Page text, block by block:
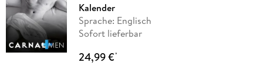
Kalender
Sprache: Englisch
Sofort lieferbar
24,99 €*